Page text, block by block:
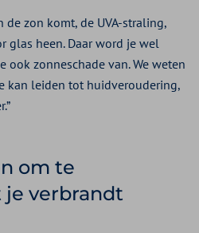
de zon komt, de UVA-straling,
glas heen. Daar word je wel
ook zonneschade van. We weten
kan leiden tot huidveroudering,
om te
verbrandt